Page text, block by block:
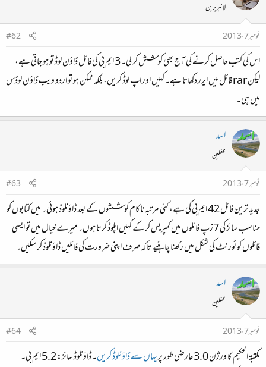
لائبریرین
نومبر 7، 2013
#62
اس کی کتب حاصل کرنے کی آج بھی کوشش کر لی۔ 3 ایم بی کی فائل ڈاؤن لوڈ تو ہو جاتی ہے،
لیکن rar فائل میں ایرر دکھاتا ہے۔ کہیں اور اپ لوڈ کریں، بلکہ ممکن ہو تو اردو ویب ڈاؤن لوڈس
میں ہی۔
اسد
محفلین
نومبر 7، 2013
#63
جدید ترین فائل 42 ایم بی کی ہے، کئی مرتبہ ناکام کوششوں کے بعد ڈاؤنلوڈ ہوئی۔ میں کتابوں کو
مناسب سائز کی 7زپ فائلوں میں کمپریس کر کے کہیں اپلوڈ کرتا ہوں۔ میرے خیال میں تو ایسی
فائلوں کو ٹورنٹ کی شکل میں رکھنا چاہئیے تاکہ صرف اپنی ضرورت کی فائلیں ڈاؤنلوڈ کر سکیں۔
اسد
محفلین
نومبر 7، 2013
#64
مکتبة الحکیم کا ورژن 3.0 عارضی طور پر یہاں سے ڈاؤنلوڈ کریں
۔ ڈاؤنلوڈ سائز: 5.2 ایم بی۔